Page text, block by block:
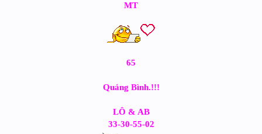
MT
65
Quảng Bình.!!!
LÔ & AB
33-30-55-02